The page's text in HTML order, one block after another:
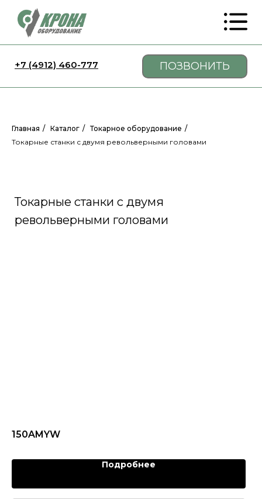
+7 (4912) 460-777 ПОЗВОНИТЬ
Главная / Каталог / Токарное оборудование /
Токарные станки с двумя револьверными головами
Токарные станки с двумя
револьверными головами
150AMYW
Подробнее